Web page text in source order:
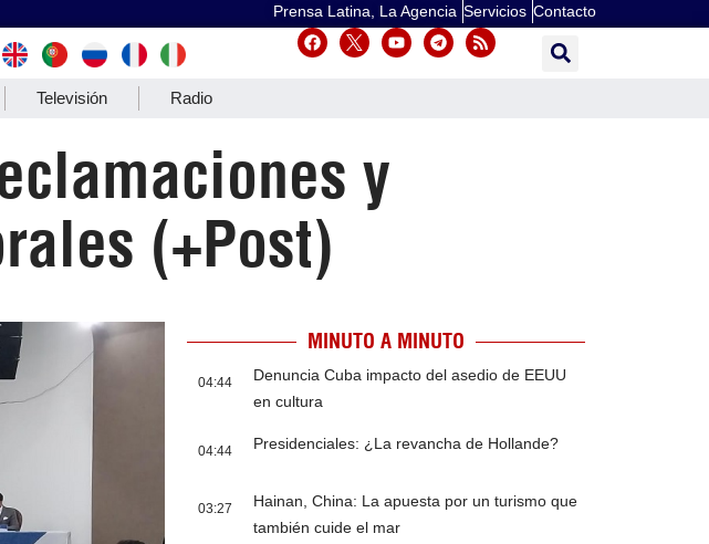
Prensa Latina, La Agencia Servicios Contacto
Televisión Radio
y
(+Post)
MINUTO A MINUTO
04:44
Denuncia Cuba impacto del asedio de EEUU
en cultura
04:44 Presidenciales: ¿La revancha de Hollande?
03:27
Hainan, China: La apuesta por un turismo que
también cuide el mar